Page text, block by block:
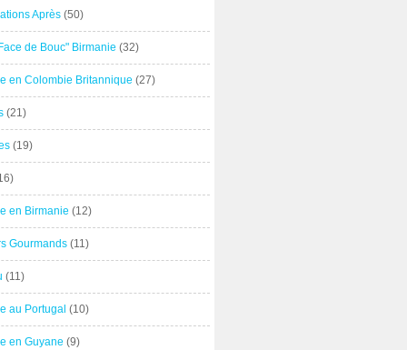
Après (50)
de Bouc" Birmanie (32)
en Colombie Britannique (27)
(21)
(19)
en Birmanie (12)
Gourmands (11)
(11)
au Portugal (10)
en Guyane (9)